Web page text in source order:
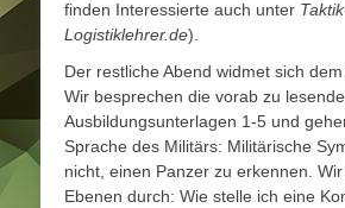
finden Interessierte auch unter
Logistiklehrer.de).
Der restliche Abend widmet sich
Wir besprechen die vorab zu
Ausbildungsunterlagen 1-5 und
Sprache des Militärs: Militärische
nicht, einen Panzer zu erkennen.
Ebenen durch: Wie stelle ich eine